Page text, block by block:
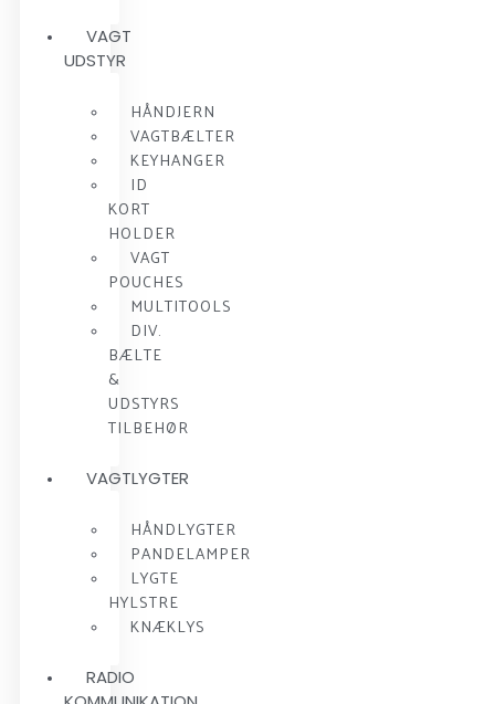
VAGT
UDSTYR
HÅNDJERN
VAGTBÆLTER
KEYHANGER
ID
KORT
HOLDER
VAGT
POUCHES
MULTITOOLS
DIV.
BÆLTE
&
UDSTYRS
TILBEHØR
VAGTLYGTER
HÅNDLYGTER
PANDELAMPER
LYGTE
HYLSTRE
KNÆKLYS
RADIO